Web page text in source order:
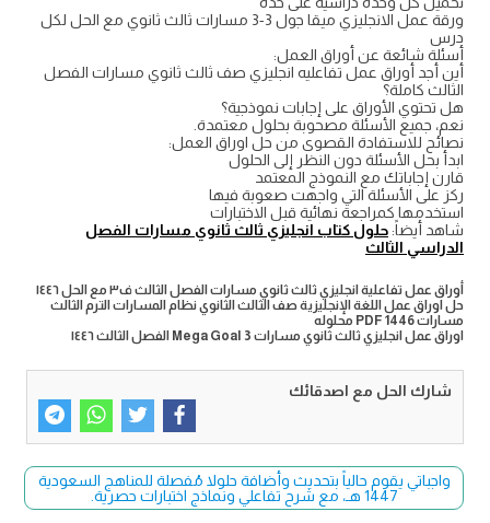
ورقة عمل الانجليزي ميقا جول 3-3 مسارات ثالث ثانوي مع الحل لكل
درس
أسئلة شائعة عن أوراق العمل:
أين أجد أوراق عمل تفاعليه انجليزي صف ثالث ثانوي مسارات الفصل
الثالث كاملة؟
هل تحتوي الأوراق على إجابات نموذجية؟
نعم، جميع الأسئلة مصحوبة بحلول معتمدة.
نصائح للاستفادة القصوى من حل اوراق العمل:
ابدأ بحل الأسئلة دون النظر إلى الحلول
قارن إجاباتك مع النموذج المعتمد
ركز على الأسئلة التي واجهت صعوبة فيها
استخدمها كمراجعة نهائية قبل الاختبارات
شاهد أيضاً:حلول كتاب انجليزي ثالث ثانوي مسارات الفصل
الدراسي الثالث
أوراق عمل تفاعلية انجليزي ثالث ثانوي مسارات الفصل الثالث ف٣ مع الحل ١٤٤٦
حل اوراق عمل اللغة الإنجليزية صف الثالث الثانوي نظام المسارات الترم الثالث
مسارات 1446 PDF محلوله
اوراق عمل انجليزي ثالث ثانوي مسارات Mega Goal 3 الفصل الثالث ١٤٤٦
شارك الحل مع اصدقائك
واجباتي يقوم حالياً بتحديث وأضافة حلولا مُفصلة للمناهج السعودية
1447 هـ، مع شرح تفاعلي ونماذج اختبارات حصرية.